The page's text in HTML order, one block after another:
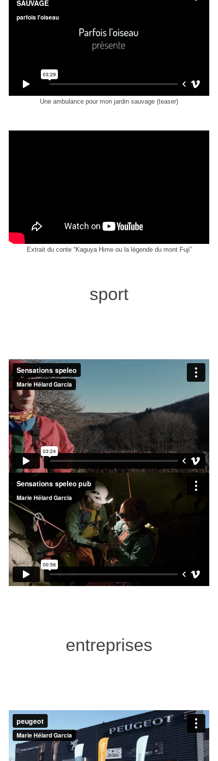
Une ambulance pour mon jardin sauvage (teaser)
Extrait du conte “Kaguya Hime ou la légende du mont Fuji”
sport
entreprises